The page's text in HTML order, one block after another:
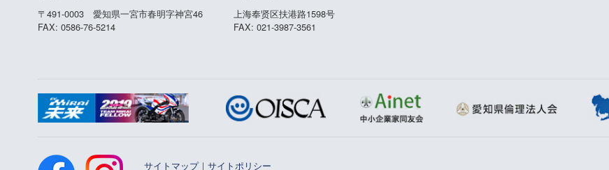
〒491-0003 愛知県一宮市春明字神宮46
FAX: 0586-76-5214
上海奉贤区扶港路1598号
FAX: 021-3987-3561
サイトマップ｜ サイトポリシー